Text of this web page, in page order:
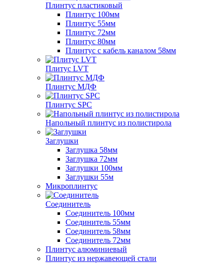
Плинтус пластиковый
Плинтус 100мм
Плинтус 55мм
Плинтус 72мм
Плинтус 80мм
Плинтус с кабель каналом 58мм
Плитус LVT
Плинтус МДФ
Плинтус SPC
Напольный плинтус из полистирола
Заглушки
Заглушка 58мм
Заглушка 72мм
Заглушки 100мм
Заглушки 55м
Микроплинтус
Соединитель
Соединитель 100мм
Соединитель 55мм
Соединитель 58мм
Соединитель 72мм
Плинтус алюминиевый
Плинтус из нержавеющей стали